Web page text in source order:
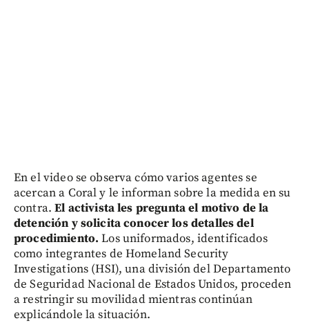
En el video se observa cómo varios agentes se
acercan a Coral y le informan sobre la medida en su
contra.El activista les pregunta el motivo de la
detención y solicita conocer los detalles del
procedimiento. Los uniformados, identificados
como integrantes de Homeland Security
Investigations (HSI), una división del Departamento
de Seguridad Nacional de Estados Unidos, proceden
a restringir su movilidad mientras continúan
explicándole la situación.